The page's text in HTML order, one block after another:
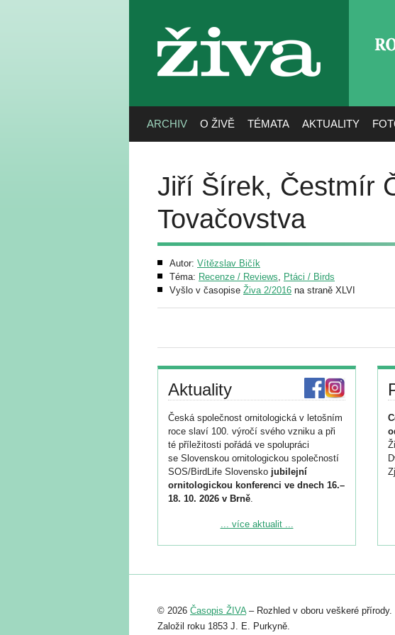
živa
ARCHIV O ŽIVĚ TÉMATA AKTUALITY
Jiří Šírek, Čestmír
Tovačovstva
Autor: Vítězslav Bičík
Téma: Recenze / Reviews, Ptáci / Birds
Vyšlo v časopise Živa 2/2016 na straně XLVI
Aktuality
Česká společnost ornitologická v letošním
roce slaví 100. výročí svého vzniku a při
té příležitosti pořádá ve spolupráci
se Slovenskou ornitologickou společností
SOS/BirdLife Slovensko jubilejní
ornitologickou konferenci ve dnech 16.–
18. 10. 2026 v Brně.
Podrobnější informace ke konferenci
Registrovat se můžete do 6. září.
abstraktu přihlášené přednášky nebo
posteru je už 30. června.
... více aktualit ...
© 2026 Časopis ŽIVA– Rozhled v oboru veškeré přírody.
Založil roku 1853 J. E. Purkyně.